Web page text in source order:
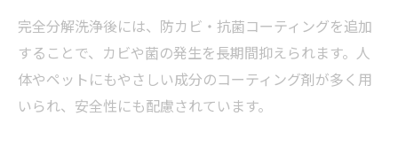
完全分解洗浄後には、防カビ・抗菌コーティングを追加
することで、カビや菌の発生を長期間抑えられます。人
体やペットにもやさしい成分のコーティング剤が多く用
いられ、安全性にも配慮されています。